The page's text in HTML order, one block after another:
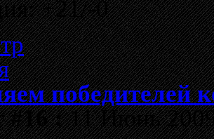
+21/-0
победителей
#16 :11 Июнь